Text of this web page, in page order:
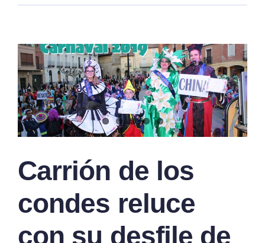
Carrión de los
condes reluce
con su desfile de